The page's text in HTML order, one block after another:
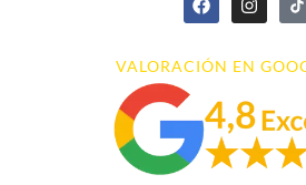
VALORACIÓN EN